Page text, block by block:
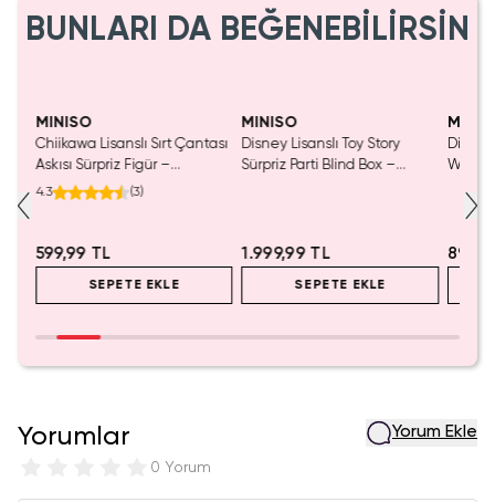
BUNLARI DA BEĞENEBİLİRSİN
MINISO
Chiikawa Lisanslı Sırt Çantası
Askısı Sürpriz Figür –
Koleksiyonluk Blind Box
4.3 (3)
599,99 TL
SEPETE EKLE
MINISO
Disney Lisanslı Toy Story
Sürpriz Parti Blind Box –
1.999,99 TL
SEPETE EKLE
Yorumlar
0 Yorum
Yorum Ekle